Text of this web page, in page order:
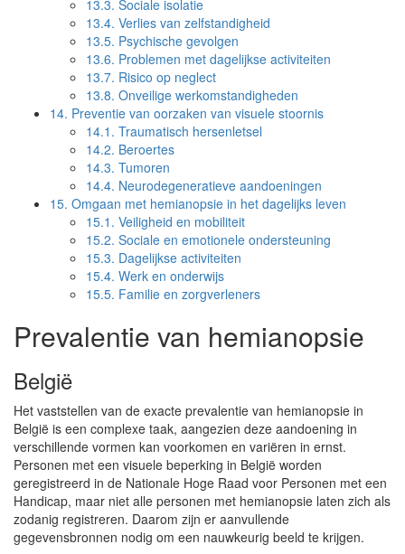
13.3. Sociale isolatie
13.4. Verlies van zelfstandigheid
13.5. Psychische gevolgen
13.6. Problemen met dagelijkse activiteiten
13.7. Risico op neglect
13.8. Onveilige werkomstandigheden
14. Preventie van oorzaken van visuele stoornis
14.1. Traumatisch hersenletsel
14.2. Beroertes
14.3. Tumoren
14.4. Neurodegeneratieve aandoeningen
15. Omgaan met hemianopsie in het dagelijks leven
15.1. Veiligheid en mobiliteit
15.2. Sociale en emotionele ondersteuning
15.3. Dagelijkse activiteiten
15.4. Werk en onderwijs
15.5. Familie en zorgverleners
Prevalentie van hemianopsie
België
Het vaststellen van de exacte prevalentie van hemianopsie in
België is een complexe taak, aangezien deze aandoening in
verschillende vormen kan voorkomen en variëren in ernst.
Personen met een visuele beperking in België worden
geregistreerd in de Nationale Hoge Raad voor Personen met een
Handicap, maar niet alle personen met hemianopsie laten zich als
zodanig registreren. Daarom zijn er aanvullende
gegevensbronnen nodig om een nauwkeurig beeld te krijgen.